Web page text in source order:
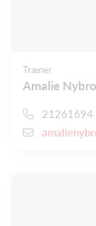
Træner
Amalie
21261694